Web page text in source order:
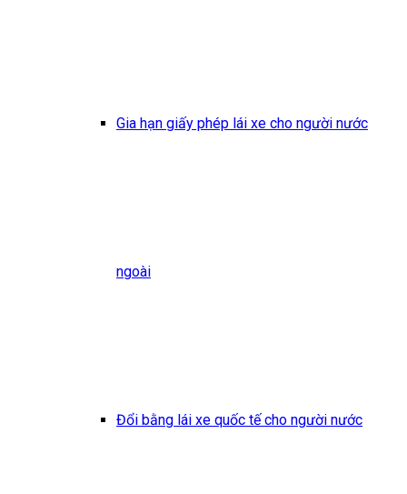
Gia hạn giấy phép lái xe cho người nước
ngoài
Đổi bằng lái xe quốc tế cho người nước